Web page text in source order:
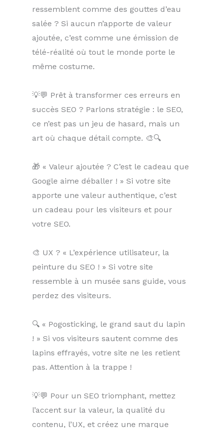
ressemblent comme des gouttes d’eau
salée ? Si aucun n’apporte de valeur
ajoutée, c’est comme une émission de
télé-réalité où tout le monde porte le
même costume.
💡💬 Prêt à transformer ces erreurs en
succès SEO ? Parlons stratégie : le SEO,
ce n’est pas un jeu de hasard, mais un
art où chaque détail compte. 🎨🔍
🎁 « Valeur ajoutée ? C’est le cadeau que
Google aime déballer ! » Si votre site
apporte une valeur authentique, c’est
un cadeau pour les visiteurs et pour
votre SEO.
🎨 UX ? « L’expérience utilisateur, la
peinture du SEO ! » Si votre site
ressemble à un musée sans guide, vous
perdez des visiteurs.
🔍 « Pogosticking, le grand saut du lapin
! » Si vos visiteurs sautent comme des
lapins effrayés, votre site ne les retient
pas. Attention à la trappe !
💡💬 Pour un SEO triomphant, mettez
l’accent sur la valeur, la qualité du
contenu, l’UX, et créez une marque